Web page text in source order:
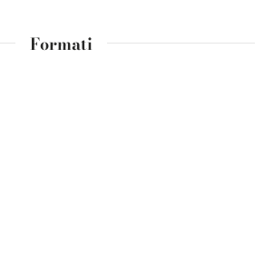
Formati